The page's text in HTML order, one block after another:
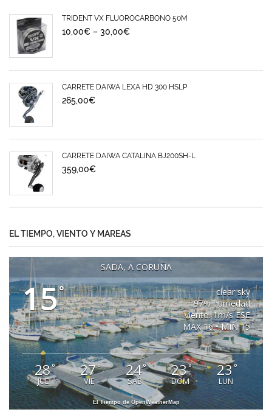
TRIDENT VX FLUOROCARBONO 50M
10,00€ – 30,00€
CARRETE DAIWA LEXA HD 300 HSLP
265,00€
CARRETE DAIWA CATALINA BJ200SH-L
359,00€
EL TIEMPO, VIENTO Y MAREAS
SADA, A CORUÑA
15°
clear sky
97% humedad
viento: 1m/s ESE
MAX 16 • MIN 15
28°
JUE
27°
VIE
24°
SAB
23°
DOM
23°
LUN
El Tiempo de OpenWeatherMap